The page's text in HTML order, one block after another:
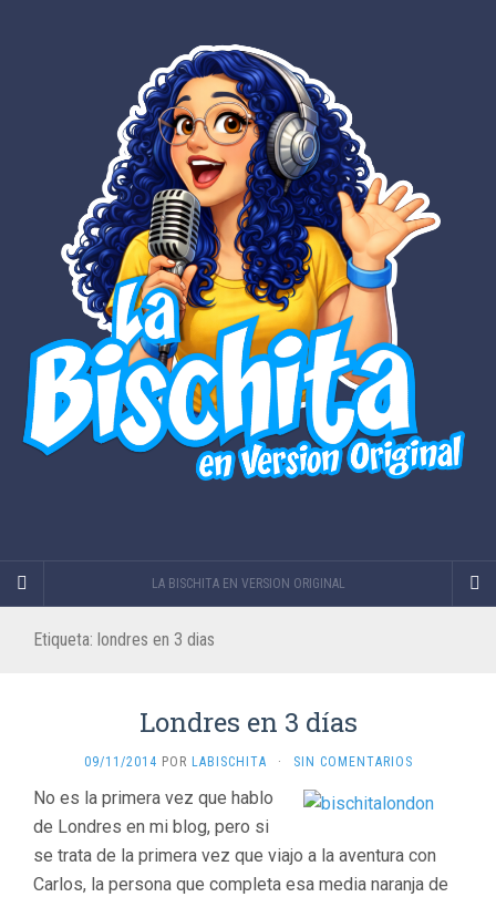
LA BISCHITA EN VERSION ORIGINAL
Etiqueta: londres en 3 dias
Londres en 3 días
09/11/2014 POR LABISCHITA · SIN COMENTARIOS
No es la primera vez que hablo
de Londres en mi blog, pero si
se trata de la primera vez que viajo a la aventura con
Carlos, la persona que completa esa media naranja de